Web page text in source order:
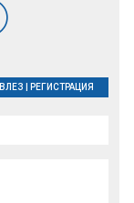
ВЛЕЗ РЕГИСТРАЦИЯ